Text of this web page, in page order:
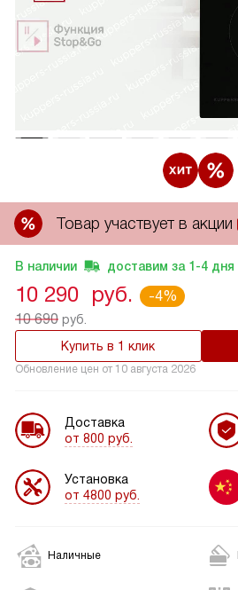
Товар участвует в акции
В наличии доставим за 1-4 дня
10 290 руб.
-4%
10 690 руб.
Купить в 1 клик
Обновление цен от 10 августа 2026
Доставка
от 800 руб.
Установка
от 4800 руб.
Наличные